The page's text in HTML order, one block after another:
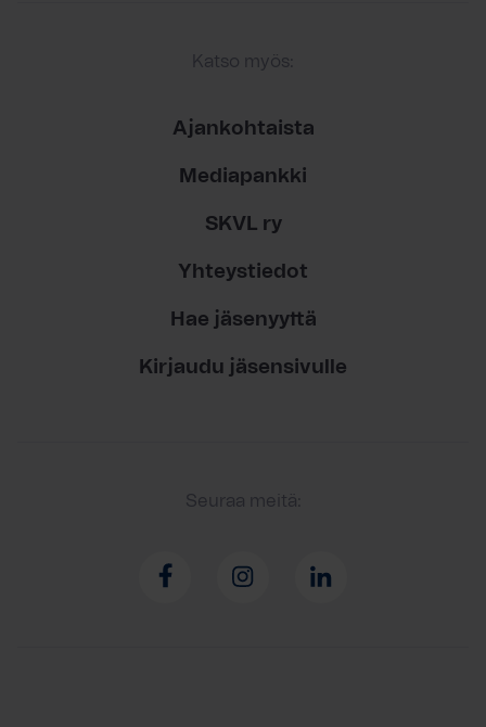
Katso myös:
Ajankohtaista
Mediapankki
SKVL ry
Yhteystiedot
Hae jäsenyyttä
Kirjaudu jäsensivulle
Seuraa meitä: